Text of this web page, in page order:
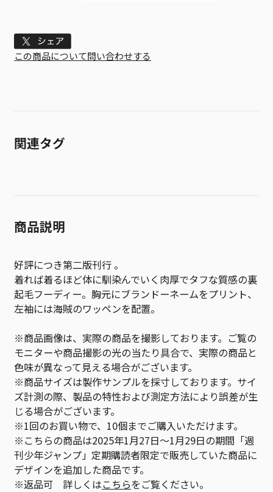
Tweet
この商品について問い合わせする
関連タグ
商品説明
好評につき第二版刊行 。
着れば着るほど体に馴染んでいく肉厚でタフな質感の裏
起毛フーディー。胸元にブランドーネームをプリント、
左袖には海賊のワッペンを配置。
※商品画像は、実際の商品を撮影しております。ご覧の
モニターや商品撮影の光の当たり具合で、実際の商品と
色味が異なって見える場合がございます。
※商品サイズは製作サンプルを採寸しております。サイ
ズ計測の際、製品の特性および測定方法により誤差が生
じる場合がございます。
※1回のお買い物で、10個までご購入いただけます。
※こちらの商品は2025年1月27日～1月29日の期間「週
刊少年ジャンプ」定期購読者限定で販売していた商品に
デザインを追加した商品です。
※返品可 詳しくはこちらをご覧ください。